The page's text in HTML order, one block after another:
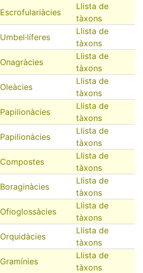
Escrofulariàcies
Llista de
tàxons
Umbel·líferes
Llista de
tàxons
Onagràcies
Llista de
tàxons
Oleàcies
Llista de
tàxons
Papilionàcies
Llista de
tàxons
Papilionàcies
Llista de
tàxons
Compostes
Llista de
tàxons
Boraginàcies
Llista de
tàxons
Ofioglossàcies
Llista de
tàxons
Orquidàcies
Llista de
tàxons
Gramínies
Llista de
tàxons